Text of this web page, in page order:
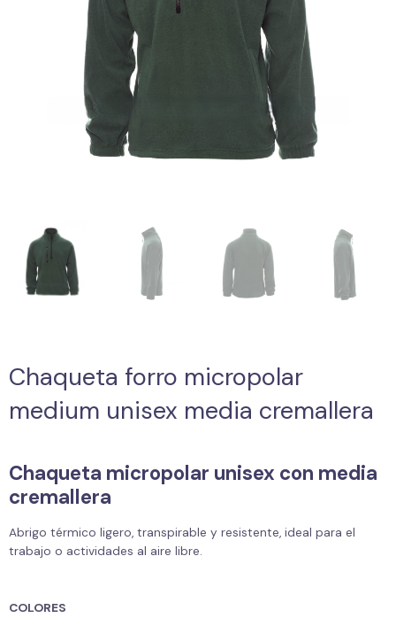
Chaqueta forro micropolar
medium unisex media cremallera
Chaqueta micropolar unisex con media
cremallera
Abrigo térmico ligero, transpirable y resistente, ideal para el
trabajo o actividades al aire libre.
COLORES